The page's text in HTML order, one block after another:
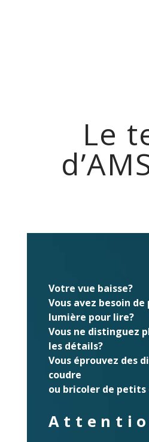
Le
Votre vue baisse?
Vous avez besoin de
lumière pour lire?
Vous ne distinguez
les détails?
Vous éprouvez des
coudre
ou bricoler de petits